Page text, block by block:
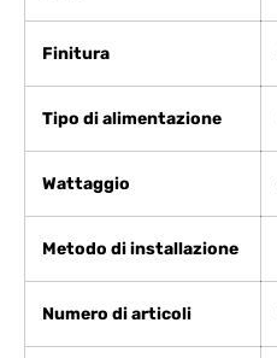
Finitura
Tipo di alimentazione
Wattaggio
Metodo di installazione
Numero di articoli